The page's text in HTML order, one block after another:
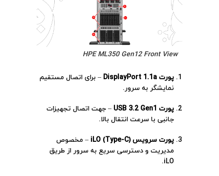
HPE ML350 Gen12 Front View
پورت DisplayPort 1.1a
– برای اتصال مستقیم
نمایشگر به سرور.
پورت USB 3.2 Gen1
– جهت اتصال تجهیزات
جانبی با سرعت انتقال بالا.
پورت سرویس iLO (Type-C)
– مخصوص
مدیریت و دسترسی سریع به سرور از طریق
iLO.